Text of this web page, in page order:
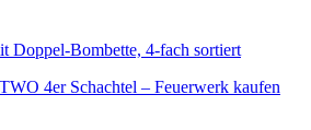
Doppel-Bombette, 4-fach sortiert
4er Schachtel – Feuerwerk kaufen